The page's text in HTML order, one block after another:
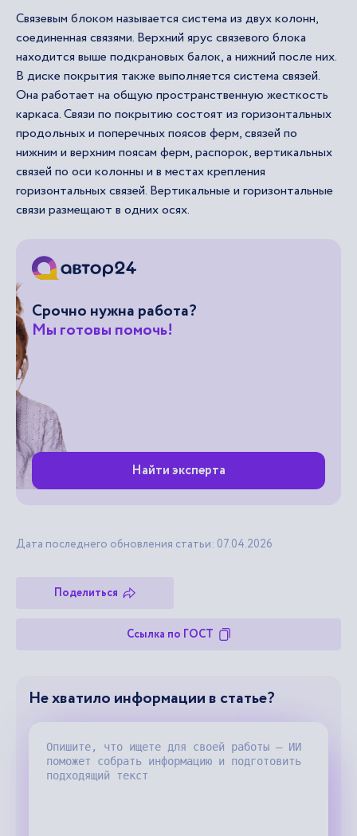
Связевым блоком называется система из двух колонн,
соединенная связями. Верхний ярус связевого блока
находится выше подкрановых балок, а нижний после них.
В диске покрытия также выполняется система связей.
Она работает на общую пространственную жесткость
каркаса. Связи по покрытию состоят из горизонтальных
продольных и поперечных поясов ферм, связей по
нижним и верхним поясам ферм, распорок, вертикальных
связей по оси колонны и в местах крепления
горизонтальных связей. Вертикальные и горизонтальные
связи размещают в одних осях.
Срочно нужна работа?
Мы готовы помочь!
Найти эксперта
Дата последнего обновления статьи: 07.04.2026
Поделиться
Ссылка по ГОСТ
Не хватило информации в статье?